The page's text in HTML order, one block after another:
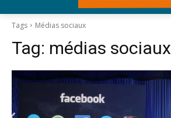
Tags Médias sociaux
Tag: médias sociaux